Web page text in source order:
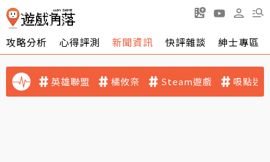
攻略分析 心得評測 新聞資訊 快評雜談 紳士專區
英雄聯盟 橘攸奈 Steam遊戲 吸點迷